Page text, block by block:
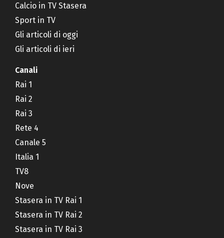
Calcio in TV Stasera
Sport in TV
Gli articoli di oggi
Gli articoli di ieri
Canali
Rai 1
Rai 2
Rai 3
Rete 4
Canale 5
Italia 1
TV8
Nove
Stasera in TV Rai 1
Stasera in TV Rai 2
Stasera in TV Rai 3